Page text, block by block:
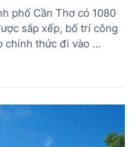
phố Cần Thơ có 1080
sắp xếp, bố trí công
chính thức đi vào ...